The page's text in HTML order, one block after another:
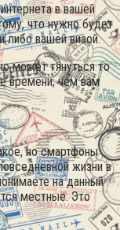
в вашей
что нужно будет
либо вашей визой.
может тянуться то
времени, чем вам
но смартфоны
жизни в
на данный
местные. Это